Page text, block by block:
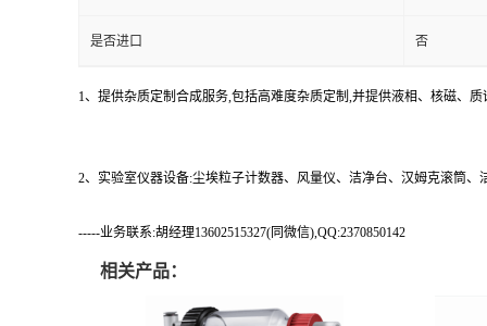
是否进口 否
1、提供杂质定制合成服务,包括高难度杂质定制,并提供液相、核磁、质
2、实验室仪器设备:尘埃粒子计数器、风量仪、洁净台、汉姆克滚筒
-----业务联系:胡经理13602515327(同微信),QQ:2370850142
相关产品：